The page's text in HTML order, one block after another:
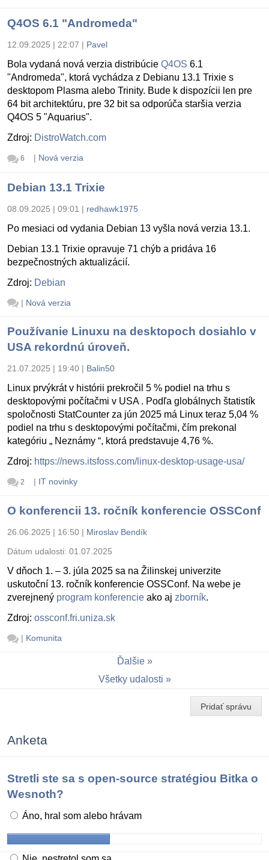
Q4OS 6.1 "Andromeda"
12.09.2025 | 22:07 | Pavel
Bola vydaná nová verzia distribúcie Q4OS 6.1
"Andromeda", ktorá vychádza z Debianu 13.1 Trixie s
desktopom Plasma alebo Trinity. Bude k dispozícii len pre
64 bit architektúru, pre 32 bit sa odporúča staršia verzia
Q4OS 5 "Aquarius".
Zdroj: DistroWatch.com
6 | Nová verzia
Debian 13.1 Trixie
08.09.2025 | 09:01 | redhawk1975
Po mesiaci od vydania Debian 13 vyšla nová verzia 13.1.
Debian 13.1 Trixie opravuje 71 chýb a pridáva 16
bezpečnostných aktualizácií.
Zdroj: Debian
| Nová verzia
Používanie Linuxu na desktopoch dosiahlo v
USA rekordnú úroveň.
21.07.2025 | 19:40 | Balin50
Linux prvýkrát v histórii prekročil 5 % podiel na trhu s
desktopovými počítačmi v USA . Podľa globálnych štatistík
spoločnosti StatCounter za jún 2025 má Linux teraz 5,04 %
podiel na trhu s desktopovými počítačmi, čím prekonal
kategóriu „ Neznámy “, ktorá predstavuje 4,76 %.
Zdroj: https://news.itsfoss.com/linux-desktop-usage-usa/
2 | IT novinky
O konferencii 13. ročník konferencie OSSConf
26.06.2025 | 16:50 | Miroslav Bendík
Dátum udalosti: 01.07.2025
V dňoch 1. – 3. júla 2025 sa na Žilinskej univerzite
uskutoční 13. ročník konferencie OSSConf. Na webe je
zverejnený program konferencie ako aj zborník.
Zdroj: ossconf.fri.uniza.sk
| Komunita
Ďalšie
Všetky udalosti
Pridať správu
Anketa
Stretli ste sa s open-source stratégiou Bitka o
Wesnoth?
Áno, hral som alebo hrávam